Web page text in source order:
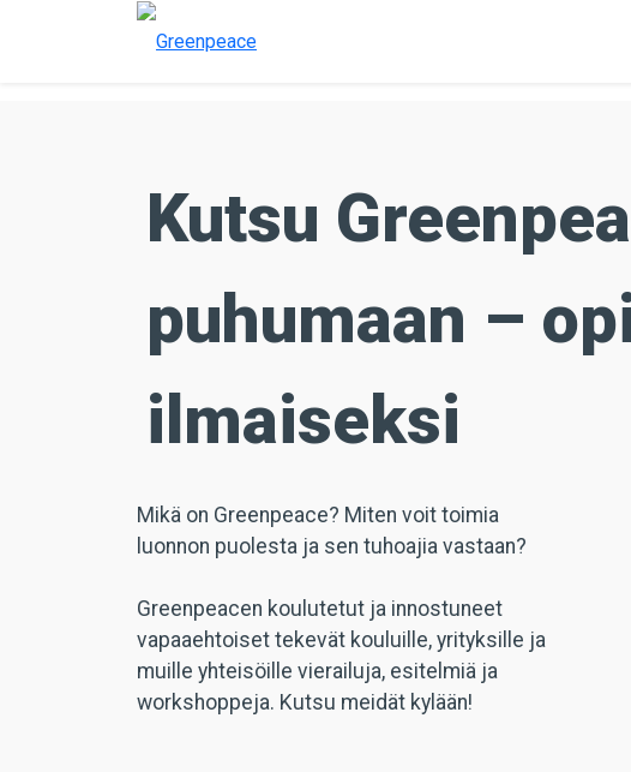
Kutsu
puhumaan –
ilmaiseksi
Mikä on Greenpeace? Miten voit toimia
luonnon puolesta ja sen tuhoajia vastaan?
Greenpeacen koulutetut ja innostuneet
vapaaehtoiset tekevät kouluille, yrityksille ja
muille yhteisöille vierailuja, esitelmiä ja
workshoppeja. Kutsu meidät kylään!